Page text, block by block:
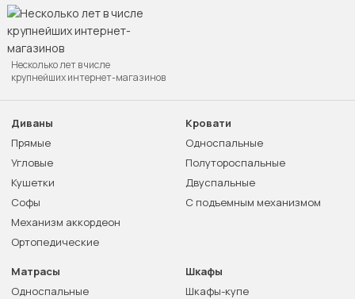
Несколько лет в числе
крупнейших интернет-магазинов
Диваны
Прямые
Угловые
Кушетки
Софы
Механизм аккордеон
Ортопедические
Кровати
Односпальные
Полутороспальные
Двуспальные
С подъемным механизмом
Матрасы
Односпальные
Шкафы
Шкафы-купе